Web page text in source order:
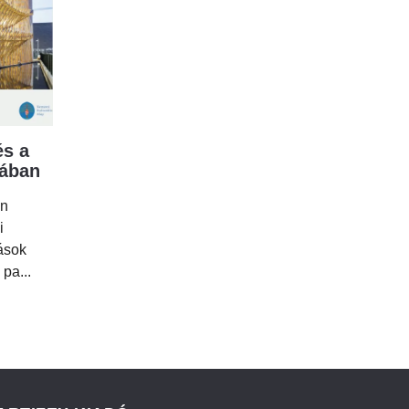
a